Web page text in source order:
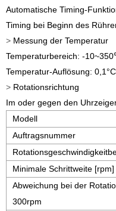
Automatische Timing-
Timing bei Beginn des
> Messung der Temperatur
Temperaturbereich: -
Temperatur-Auflösung: 0,1°C
> Rotationsrichtung
Im oder gegen den
Modell
Auftragsnummer
Minimale Schrittweite [rpm]
Abweichung bei der
300rpm